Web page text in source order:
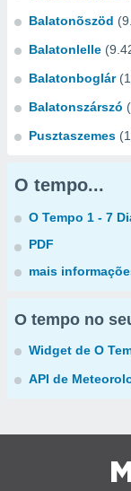
Balatonõszöd
Balatonlelle
Balatonboglár
Balatonszárszó
Pusztaszemes
O tempo...
O Tempo 1 - 7
PDF
mais
O tempo no
Widget de O
API de